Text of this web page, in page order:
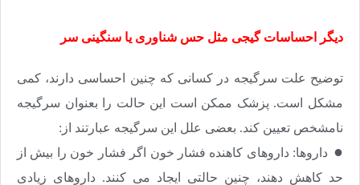
دیگر احساسات گیجی مثل حس شناوری یا سنگینی سر
توضیح علت سرگیجه در کسانی که چنین احساسی دارند، کمی
مشکل است. پزشک ممکن است این حالت را بعنوان سرگیجه
نامشخص تعیین کند. بعضی علل این سرگیجه عبارتند از:
●​​​​​​​ داروها: داروهای کاهنده فشار خون اگر فشار خون را بیش از
حد کاهش دهند، چنین حالتی ایجاد می کنند. داروهای زیادی